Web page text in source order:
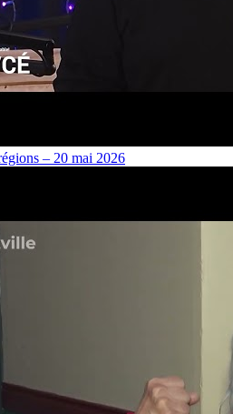
– 20 mai 2026